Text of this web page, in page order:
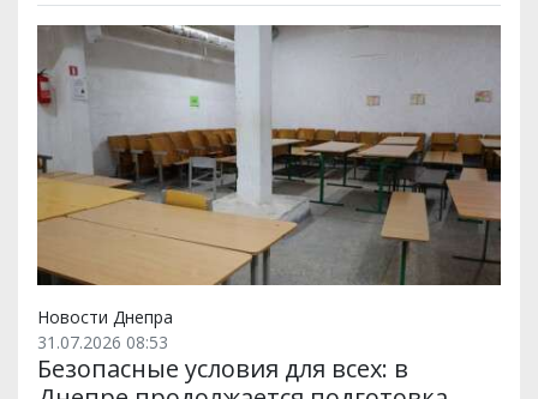
Новости Днепра
31.07.2026 08:53
Безопасные условия для всех: в